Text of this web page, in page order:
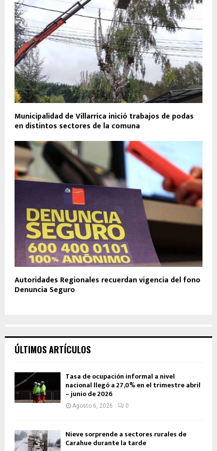
Municipalidad de Villarrica inició trabajos de podas
en distintos sectores de la comuna
Autoridades Regionales recuerdan vigencia del fono
Denuncia Seguro
ÚLTIMOS ARTÍCULOS
Tasa de ocupación informal a nivel
nacional llegó a 27,0% en el trimestre abril
– junio de 2026
Agosto 6, 2026 0
Nieve sorprende a sectores rurales de
Carahue durante la tarde